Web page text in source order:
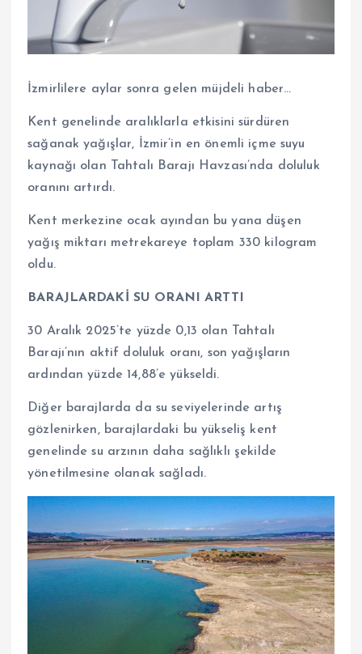
İzmirlilere aylar sonra gelen müjdeli haber…
Kent genelinde aralıklarla etkisini sürdüren
sağanak yağışlar, İzmir’in en önemli içme suyu
kaynağı olan Tahtalı Barajı Havzası’nda doluluk
oranını artırdı.
Kent merkezine ocak ayından bu yana düşen
yağış miktarı metrekareye toplam 330 kilogram
oldu.
BARAJLARDAKİ SU ORANI ARTTI
30 Aralık 2025’te yüzde 0,13 olan Tahtalı
Barajı’nın aktif doluluk oranı, son yağışların
ardından yüzde 14,88’e yükseldi.
Diğer barajlarda da su seviyelerinde artış
gözlenirken, barajlardaki bu yükseliş kent
genelinde su arzının daha sağlıklı şekilde
yönetilmesine olanak sağladı.